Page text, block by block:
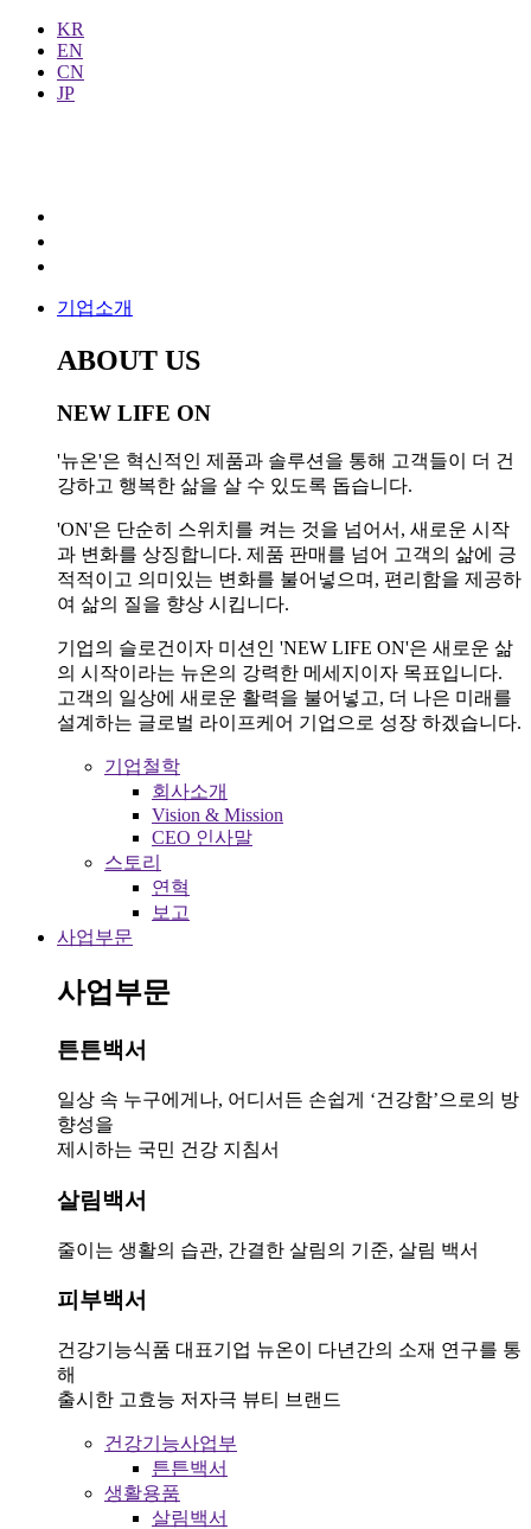
KR
EN
CN
JP
기업소개
ABOUT US
NEW LIFE ON
'뉴온'은 혁신적인 제품과 솔루션을 통해 고객들이 더 건
강하고 행복한 삶을 살 수 있도록 돕습니다.
'ON'은 단순히 스위치를 켜는 것을 넘어서, 새로운 시작
과 변화를 상징합니다. 제품 판매를 넘어 고객의 삶에 긍
적적이고 의미있는 변화를 불어넣으며, 편리함을 제공하
여 삶의 질을 향상 시킵니다.
기업의 슬로건이자 미션인 'NEW LIFE ON'은 새로운 삶
의 시작이라는 뉴온의 강력한 메세지이자 목표입니다.
고객의 일상에 새로운 활력을 불어넣고, 더 나은 미래를
설계하는 글로벌 라이프케어 기업으로 성장 하겠습니다.
기업철학
회사소개
Vision & Mission
CEO 인사말
스토리
연혁
보고
사업부문
사업부문
튼튼백서
일상 속 누구에게나, 어디서든 손쉽게 ‘건강함’으로의 방
향성을
제시하는 국민 건강 지침서
살림백서
줄이는 생활의 습관, 간결한 살림의 기준, 살림 백서
피부백서
건강기능식품 대표기업 뉴온이 다년간의 소재 연구를 통
해
출시한 고효능 저자극 뷰티 브랜드
건강기능사업부
튼튼백서
생활용품
살림백서